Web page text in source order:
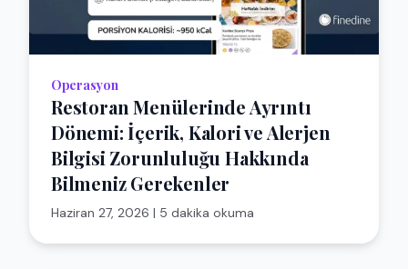
Operasyon
Restoran Menülerinde Ayrıntı
Dönemi: İçerik, Kalori ve Alerjen
Bilgisi Zorunluluğu Hakkında
Bilmeniz Gerekenler
Haziran 27, 2026 | 5 dakika okuma